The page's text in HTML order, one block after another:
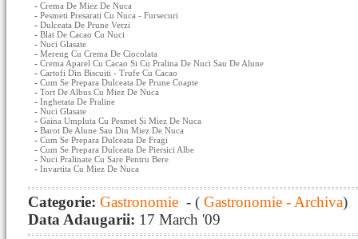
- Crema De Miez De Nuca
- Pesmeti Presarati Cu Nuca - Fursecuri
- Dulceata De Prune Verzi
- Blat De Cacao Cu Nuci
- Nuci Glasate
- Mereng Cu Crema De Ciocolata
- Crema Aparel Cu Cacao Si Cu Pralina De Nuci Sau De Alune
- Cartofi Din Biscuiti - Trufe Cu Cacao
- Cum Se Prepara Dulceata De Prune Coapte
- Tort De Albus Cu Miez De Nuca
- Inghetata De Praline
- Nuci Glasate
- Gaina Umpluta Cu Pesmet Si Miez De Nuca
- Barot De Alune Sau Din Miez De Nuca
- Cum Se Prepara Dulceata De Fragi
- Cum Se Prepara Dulceata De Piersici Albe
- Nuci Pralinate Cu Sare Pentru Bere
- Invartita Cu Miez De Nuca
Categorie: Gastronomie - ( Gastronomie - Archiva)
Data Adaugarii: 17 March '09